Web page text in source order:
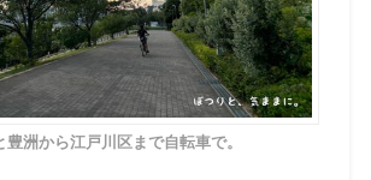
豊洲から江戸川区まで自転車で。